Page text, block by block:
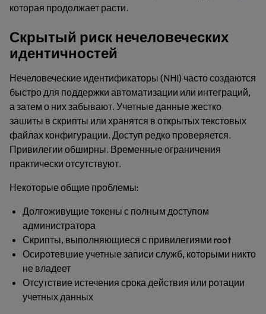
которая продолжает расти.
Скрытый риск нечеловеческих
идентичностей
Нечеловеческие идентификаторы (NHI) часто создаются
быстро для поддержки автоматизации или интеграций,
а затем о них забывают. Учетные данные жестко
зашиты в скрипты или хранятся в открытых текстовых
файлах конфигурации. Доступ редко проверяется.
Привилегии обширны. Временные ограничения
практически отсутствуют.
Некоторые общие проблемы:
Долгоживущие токены с полным доступом
администратора
Скрипты, выполняющиеся с привилегиями root
Осиротевшие учетные записи служб, которыми никто
не владеет
Отсутствие истечения срока действия или ротации
учетных данных